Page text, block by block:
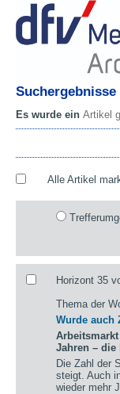
Suchergebnisse
Es wurde ein Artikel
Alle Artikel
Horizont 35
Thema der
Wurde auch
Jahren – die
Die Zahl der
steigt. Auch
wieder mehr